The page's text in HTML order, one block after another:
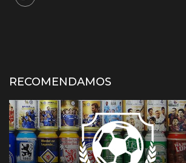
RECOMENDAMOS